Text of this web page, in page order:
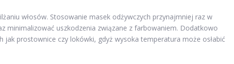
włosów. Stosowanie masek odżywczych przynajmniej raz w
minimalizować uszkodzenia związane z farbowaniem. Dodatkowo
jak prostownice czy lokówki, gdyż wysoka temperatura może osłabić